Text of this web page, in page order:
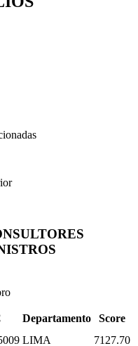
Departamento
Score
LIMA 7127.70